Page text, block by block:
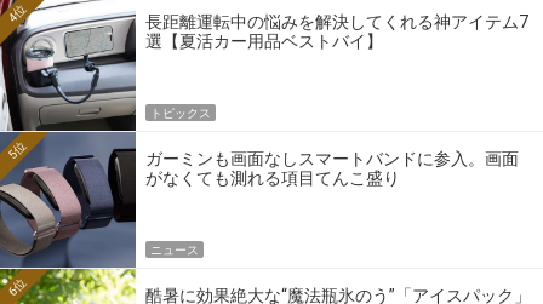
長距離運転中の悩みを解決してくれる神アイテム7
選【夏活カー用品ベストバイ】
4位
トピックス
ガーミンも画面なしスマートバンドに参入。画面
がなくても測れる項目てんこ盛り
5位
ニュース
酷暑に効果絶大な“魔法瓶氷のう”「アイスパック」
6位